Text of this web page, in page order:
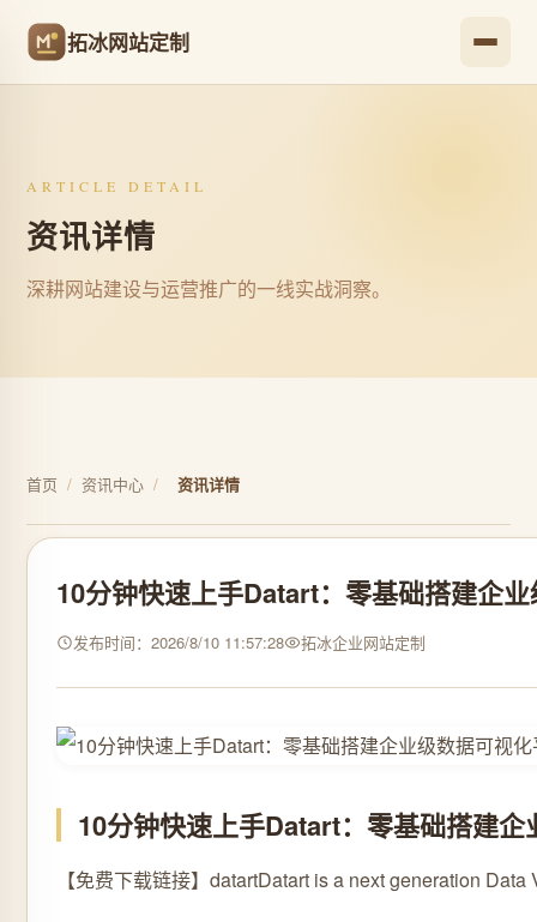
拓冰网站定制
ARTICLE DETAIL
资讯详情
深耕网站建设与运营推广的一线实战洞察。
首页 / 资讯中心 / 资讯详情
10分钟快速上手Datart：零基础搭建企
发布时间：2026/8/10 11:57:28 拓冰企业网站定制
10分钟快速上手Datart：零基础搭建企
【免费下载链接】datartDatart is a next generation